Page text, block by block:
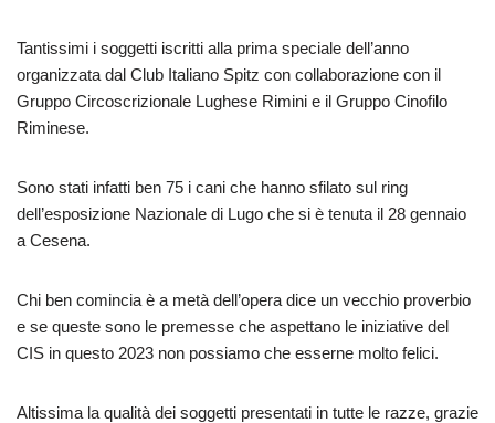
Tantissimi i soggetti iscritti alla prima speciale dell’anno
organizzata dal Club Italiano Spitz con collaborazione con il
Gruppo Circoscrizionale Lughese Rimini e il Gruppo Cinofilo
Riminese.
Sono stati infatti ben 75 i cani che hanno sfilato sul ring
dell’esposizione Nazionale di Lugo che si è tenuta il 28 gennaio
a Cesena.
Chi ben comincia è a metà dell’opera dice un vecchio proverbio
e se queste sono le premesse che aspettano le iniziative del
CIS in questo 2023 non possiamo che esserne molto felici.
Altissima la qualità dei soggetti presentati in tutte le razze, grazie